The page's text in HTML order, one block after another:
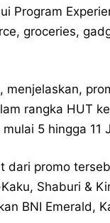
Program
groceries,
menjelaskan,
rangka HUT
5 hingga 11
dari promo
Shaburi &
BNI Emerald,